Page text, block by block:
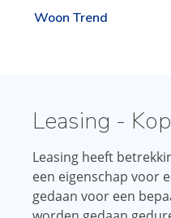
Woon Trend
Leasing -
Leasing heeft
een eigenschap voor
gedaan voor een